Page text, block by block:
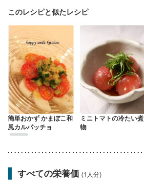
このレシピと似たレシピ
簡単おかず かまぼこ和
風カルパッチョ
ミニトマトの冷たい煮
物
すべての栄養価 (1人分)